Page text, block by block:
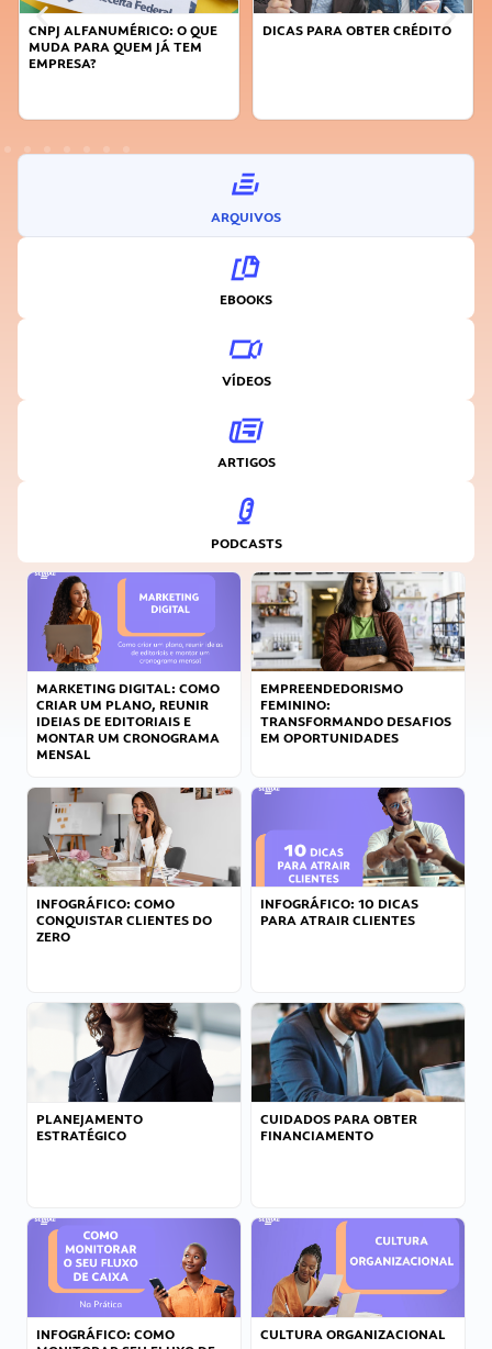
CNPJ ALFANUMÉRICO: O QUE
MUDA PARA QUEM JÁ TEM
EMPRESA?
DICAS PARA OBTER CRÉDITO
ARQUIVOS
EBOOKS
VÍDEOS
ARTIGOS
PODCASTS
MARKETING DIGITAL: COMO
CRIAR UM PLANO, REUNIR
IDEIAS DE EDITORIAIS E
MONTAR UM CRONOGRAMA
MENSAL
EMPREENDEDORISMO
FEMININO:
TRANSFORMANDO DESAFIOS
EM OPORTUNIDADES
INFOGRÁFICO: COMO
CONQUISTAR CLIENTES DO
ZERO
INFOGRÁFICO: 10 DICAS
PARA ATRAIR CLIENTES
PLANEJAMENTO
ESTRATÉGICO
CUIDADOS PARA OBTER
FINANCIAMENTO
INFOGRÁFICO: COMO
CULTURA ORGANIZACIONAL